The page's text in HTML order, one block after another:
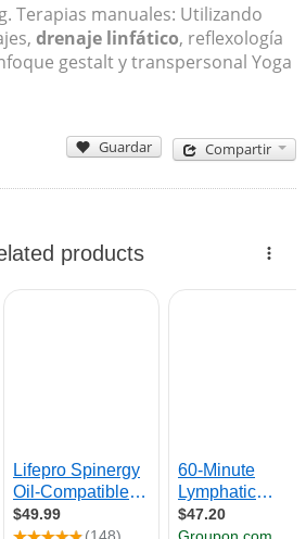
Terapias manuales: Utilizando
drenaje linfático, reflexología
gestalt y transpersonal Yoga
Guardar Compartir